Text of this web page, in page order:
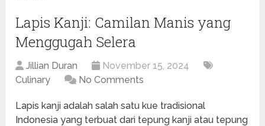
Lapis Kanji: Camilan Manis yang
Menggugah Selera
Jillian Duran
November 15, 2024
Culinary
No Comments
Lapis kanji adalah salah satu kue tradisional
Indonesia yang terbuat dari tepung kanji atau tepung